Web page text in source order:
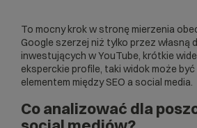
To mocny krok w stronę mierzenia
Google szerzej niż tylko przez własną
inwestujących w YouTube, krótkie
eksperckie profile, taki widok może być
elementem między SEO a social media.
Co analizować dla